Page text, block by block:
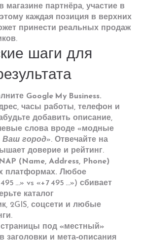
магазине партнёра, участие в
каждая позиция в верхних
принести реальных продаж
шаги для
Google My Business.
часы работы, телефон и
добавить описание,
слова вроде «модные
Ваш город». Отвечайте на
доверие и рейтинг.
(Name, Address, Phone)
платформах. Любое
…» vs «+7 495 …») сбивает
каталог
2GIS, соцсети и любые
под «местный»
заголовки и мета‑описания